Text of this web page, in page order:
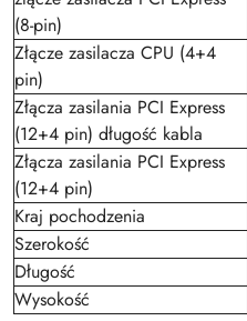
(8-pin)
Złącze zasilacza CPU (4+4
pin)
Złącza zasilania PCI Express
(12+4 pin) długość kabla
Złącza zasilania PCI Express
(12+4 pin)
Kraj pochodzenia
Szerokość
Długość
Wysokość